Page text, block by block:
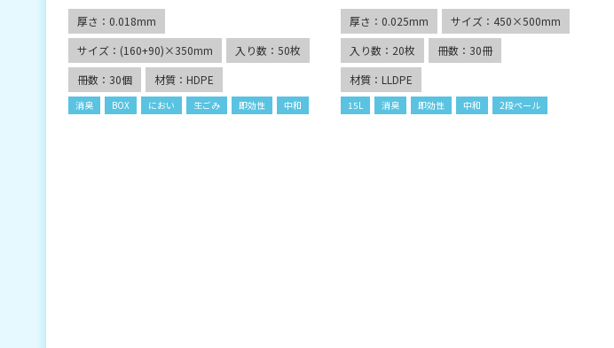
厚さ：0.018mm
サイズ：(160+90)×350mm
入り数：50枚
冊数：30個
材質：HDPE
消臭 BOX におい 生ごみ 即効性 中和
厚さ：0.025mm
サイズ：450×500mm
入り数：20枚
冊数：30冊
材質：LLDPE
15L 消臭 即効性 中和 2段ペール